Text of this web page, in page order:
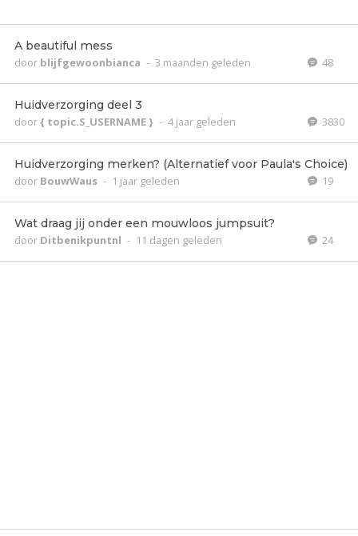
A beautiful mess
door blijfgewoonbianca - 3 maanden geleden 48
Huidverzorging deel 3
door{ topic.S_USERNAME } - 4 jaar geleden 3830
Huidverzorging merken? (Alternatief voor Paula's Choice)
door BouwWaus - 1 jaar geleden 19
Wat draag jij onder een mouwloos jumpsuit?
door Ditbenikpuntnl - 11 dagen geleden 24